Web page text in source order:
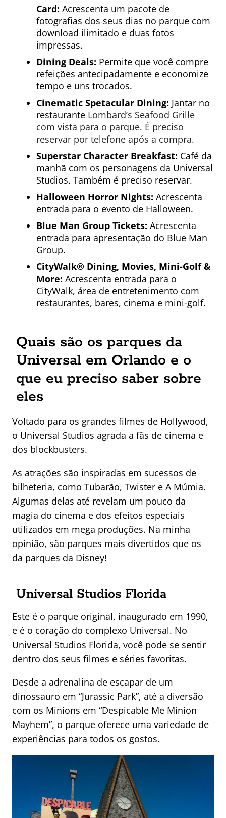
Card: Acrescenta um pacote de
fotografias dos seus dias no parque com
download ilimitado e duas fotos
impressas.
Dining Deals: Permite que você compre
refeições antecipadamente e economize
tempo e uns trocados.
Cinematic Spetacular Dining: Jantar no
restaurante Lombard’s Seafood Grille
com vista para o parque. É preciso
reservar por telefone após a compra.
Superstar Character Breakfast: Café da
manhã com os personagens da Universal
Studios. Também é preciso reservar.
Halloween Horror Nights: Acrescenta
entrada para o evento de Halloween.
Blue Man Group Tickets: Acrescenta
entrada para apresentação do Blue Man
Group.
CityWalk® Dining, Movies, Mini-Golf &
More: Acrescenta entrada para o
CityWalk, área de entretenimento com
restaurantes, bares, cinema e mini-golf.
Quais são os parques da
Universal em Orlando e o
que eu preciso saber sobre
eles
Voltado para os grandes filmes de Hollywood,
o Universal Studios agrada a fãs de cinema e
dos blockbusters.
As atrações são inspiradas em sucessos de
bilheteria, como Tubarão, Twister e A Múmia.
Algumas delas até revelam um pouco da
magia do cinema e dos efeitos especiais
utilizados em mega produções. Na minha
opinião, são parques mais divertidos que os
da parques da Disney!
Universal Studios Florida
Este é o parque original, inaugurado em 1990,
e é o coração do complexo Universal. No
Universal Studios Florida, você pode se sentir
dentro dos seus filmes e séries favoritas.
Desde a adrenalina de escapar de um
dinossauro em “Jurassic Park”, até a diversão
com os Minions em “Despicable Me Minion
Mayhem”, o parque oferece uma variedade de
experiências para todos os gostos.